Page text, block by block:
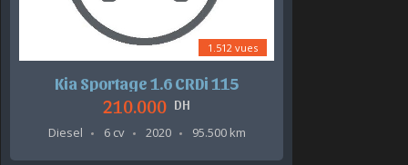
1.512 vues
Kia Sportage 1.6 CRDi 115
210.000 DH
Diesel
6 cv 2020 95.500 km